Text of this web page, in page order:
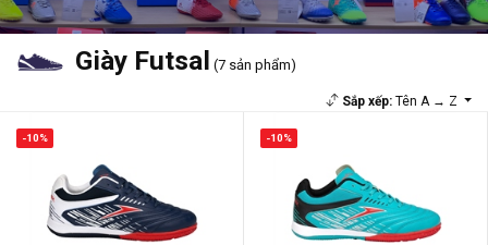
Giày Futsal (7 sản phẩm)
Sắp xếp:Tên A → Z
-10% -10%